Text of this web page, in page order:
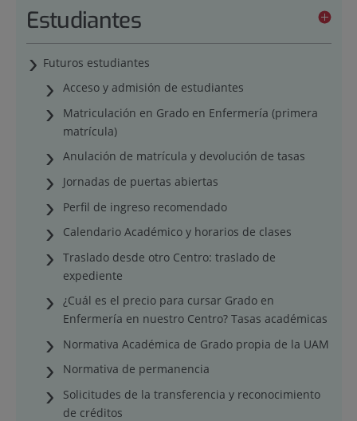
Estudiantes
Futuros estudiantes
Acceso y admisión de estudiantes
Matriculación en Grado en Enfermería (primera
matrícula)
Anulación de matrícula y devolución de tasas
Jornadas de puertas abiertas
Perfil de ingreso recomendado
Calendario Académico y horarios de clases
Traslado desde otro Centro: traslado de
expediente
¿Cuál es el precio para cursar Grado en
Enfermería en nuestro Centro? Tasas académicas
Normativa Académica de Grado propia de la UAM
Normativa de permanencia
Solicitudes de la transferencia y reconocimiento
de créditos